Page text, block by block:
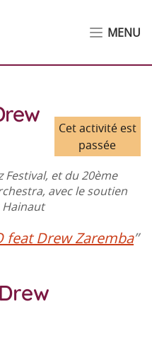
MENU
Cet activité est
passée
Festival, et du 20ème
avec le soutien
Hainaut
feat Drew Zaremba